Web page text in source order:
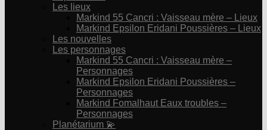
Les lieux
Markind 55 Cancri : Vaisseau mère – Lieux
Markind Epsilon Eridani Poussières – Lieux
Les nouvelles
Les personnages
Markind 55 Cancri : Vaisseau mère –
Personnages
Markind Epsilon Eridani Poussières –
Personnages
Markind Fomalhaut Eaux troubles –
Personnages
Planétarium 💫